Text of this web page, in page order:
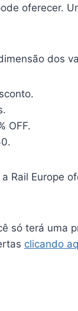
oferecer.
dos
OFF.
Rail Europe
só terá uma
clicando